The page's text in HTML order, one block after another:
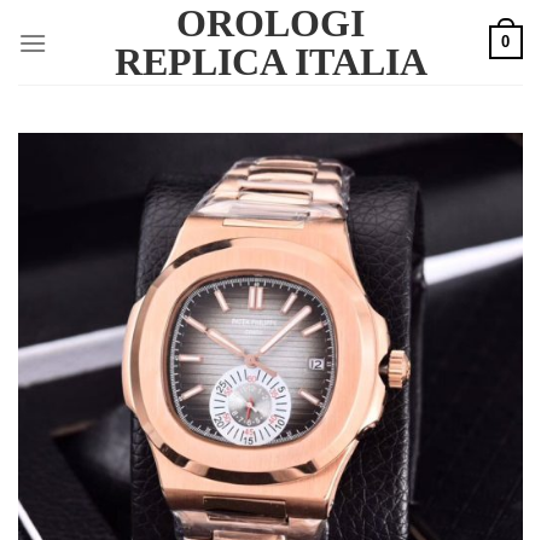
OROLOGI
REPLICA ITALIA
0